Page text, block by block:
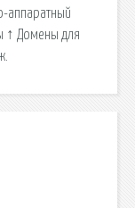
аппаратный
↑ Домены для